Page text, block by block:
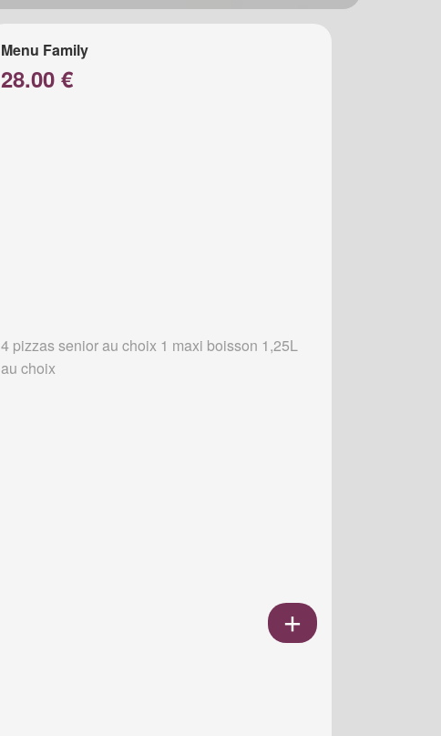
Menu Family
28.00 €
4 pizzas senior au choix 1 maxi boisson 1,25L
au choix